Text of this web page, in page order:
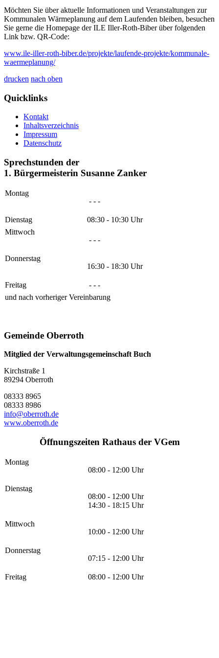
Möchten Sie über aktuelle Informationen und Veranstaltungen zur
Kommunalen Wärmeplanung auf dem Laufenden bleiben, besuchen
Sie gerne die Homepage der ILE Iller-Roth-Biber über folgenden
Link bzw. QR-Code:
www.ile-iller-roth-biber.de/projekte/laufende-projekte/kommunale-
waermeplanung/
drucken nach oben
Quicklinks
Kontakt
Inhaltsverzeichnis
Impressum
Datenschutz
Sprechstunden der
1. Bürgermeisterin Susanne Zanker
Montag
- - -
Dienstag
08:30 - 10:30 Uhr
Mittwoch
- - -
Donnerstag
16:30 - 18:30 Uhr
Freitag
- - -
und nach vorheriger Vereinbarung
Gemeinde Oberroth
Mitglied der Verwaltungsgemeinschaft Buch
Kirchstraße 1
89294 Oberroth
08333 8965
08333 8986
info@oberroth.de
www.oberroth.de
Öffnungszeiten Rathaus der VGem
Montag
08:00 - 12:00 Uhr
Dienstag
08:00 - 12:00 Uhr
14:30 - 18:15 Uhr
Mittwoch
10:00 - 12:00 Uhr
Donnerstag
07:15 - 12:00 Uhr
Freitag 08:00 - 12:00 Uhr